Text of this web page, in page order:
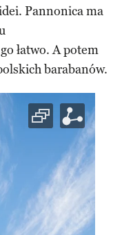
Pannonica ma
łatwo. A potem
barabanów.